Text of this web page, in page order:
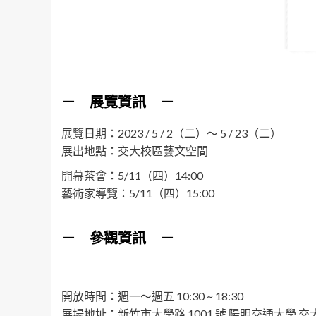
－ 展覽資訊 －
展覽日期：2023 / 5 / 2（二）～ 5 / 23（二）
展出地點：交大校區藝文空間
開幕茶會：5/11（四）14:00
藝術家導覽：5/11（四）15:00
－ 參觀資訊 －
開放時間：週一～週五 10:30 ~ 18:30